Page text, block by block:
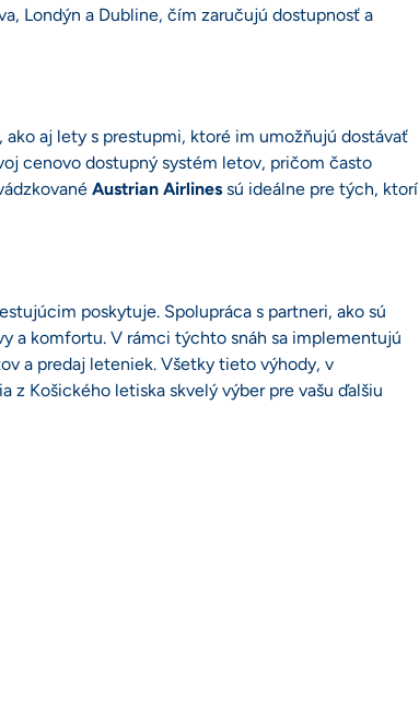
Londýn a Dubline, čím zaručujú dostupnosť a
aj lety s prestupmi, ktoré im umožňujú dostávať
cenovo dostupný systém letov, pričom často
Austrian Airlines sú ideálne pre tých, ktorí
poskytuje. Spolupráca s partneri, ako sú
a komfortu. V rámci týchto snáh sa implementujú
a predaj leteniek. Všetky tieto výhody, v
z Košického letiska skvelý výber pre vašu ďalšiu